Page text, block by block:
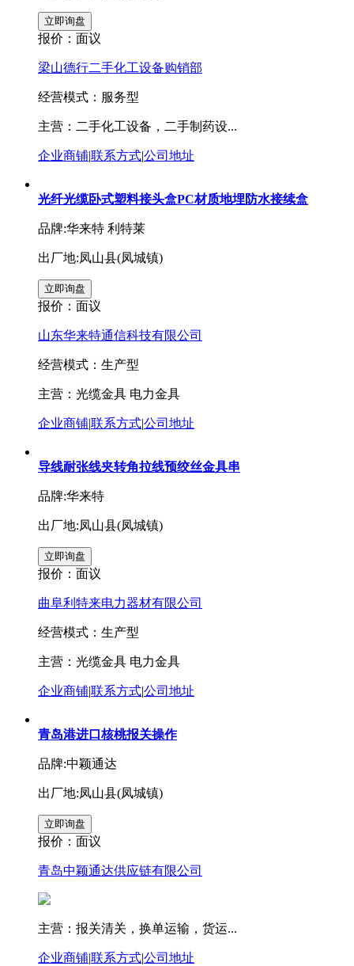
报价： 面议
梁山德行二手化工设备购销部
经营模式：服务型
主营：二手化工设备，二手制药设...
企业商铺|联系方式|公司地址
光纤光缆卧式塑料接头盒PC材质地埋防水接续盒
品牌:华来特 利特莱
出厂地:凤山县(凤城镇)
报价： 面议
山东华来特通信科技有限公司
经营模式：生产型
主营：光缆金具 电力金具
企业商铺|联系方式|公司地址
导线耐张线夹转角拉线预绞丝金具串
品牌:华来特
出厂地:凤山县(凤城镇)
报价： 面议
曲阜利特来电力器材有限公司
经营模式：生产型
主营：光缆金具 电力金具
企业商铺|联系方式|公司地址
青岛港进口核桃报关操作
品牌:中颖通达
出厂地:凤山县(凤城镇)
报价： 面议
青岛中颖通达供应链有限公司
主营：报关清关，换单运输，货运...
企业商铺|联系方式|公司地址